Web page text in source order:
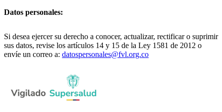
Datos personales:
Si desea ejercer su derecho a conocer, actualizar, rectificar o suprimir
sus datos, revise los artículos 14 y 15 de la Ley 1581 de 2012 o
envíe un correo a: datospersonales@fvl.org.co